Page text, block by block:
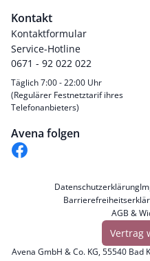
Kontakt
Kontaktformular
Service-Hotline
0671 - 92 022 022
Täglich 7:00 - 22:00 Uhr
(Regulärer Festnetztarif ihres
Telefonanbieters)
Avena folgen
Datenschutzerklärung
AGB &
Vertrag
Avena GmbH & Co. KG, 55540